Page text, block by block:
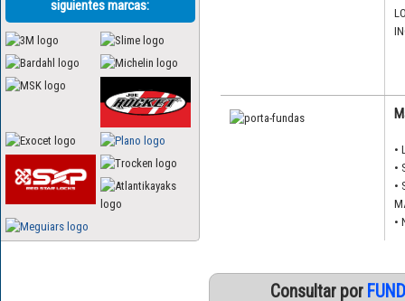
siguientes marcas:
•
•
•
•
Consultar por